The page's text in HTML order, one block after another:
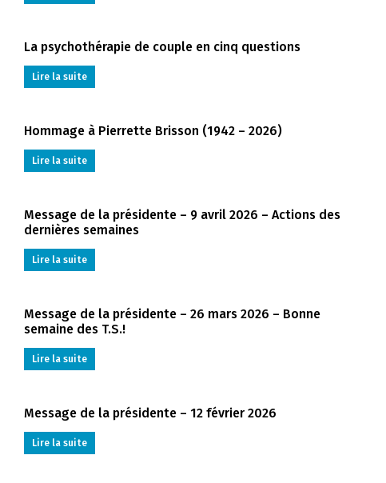
La psychothérapie de couple en cinq questions
Lire la suite
Hommage à Pierrette Brisson (1942 – 2026)
Lire la suite
Message de la présidente – 9 avril 2026 – Actions des
dernières semaines
Lire la suite
Message de la présidente – 26 mars 2026 – Bonne
semaine des T.S.!
Lire la suite
Message de la présidente – 12 février 2026
Lire la suite